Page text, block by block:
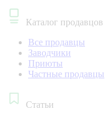
Каталог продавцов
Все продавцы
Заводчики
Приюты
Частные продавцы
Статьи